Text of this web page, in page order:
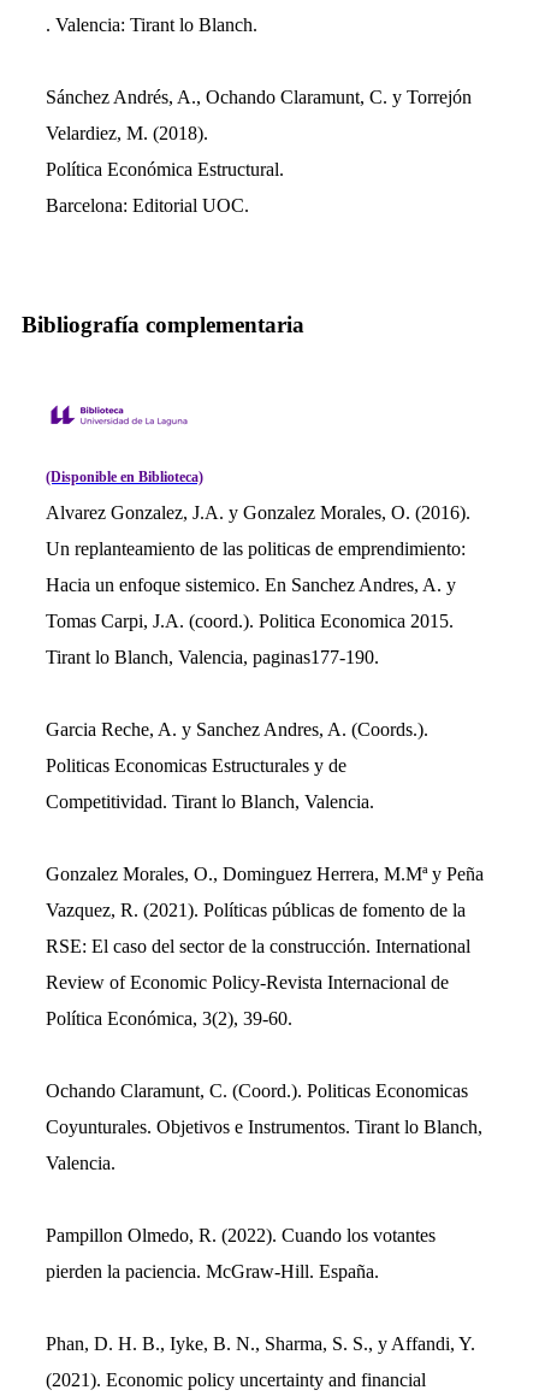
. Valencia: Tirant lo Blanch.
Sánchez Andrés, A., Ochando Claramunt, C. y Torrejón
Velardiez, M. (2018).
Política Económica Estructural.
Barcelona: Editorial UOC.
Bibliografía complementaria
(Disponible en Biblioteca)
Alvarez Gonzalez, J.A. y Gonzalez Morales, O. (2016).
Un replanteamiento de las politicas de emprendimiento:
Hacia un enfoque sistemico. En Sanchez Andres, A. y
Tomas Carpi, J.A. (coord.). Politica Economica 2015.
Tirant lo Blanch, Valencia, paginas177-190.
Garcia Reche, A. y Sanchez Andres, A. (Coords.).
Politicas Economicas Estructurales y de
Competitividad. Tirant lo Blanch, Valencia.
Gonzalez Morales, O., Dominguez Herrera, M.Mª y Peña
Vazquez, R. (2021). Políticas públicas de fomento de la
RSE: El caso del sector de la construcción. International
Review of Economic Policy-Revista Internacional de
Política Económica, 3(2), 39-60.
Ochando Claramunt, C. (Coord.). Politicas Economicas
Coyunturales. Objetivos e Instrumentos. Tirant lo Blanch,
Valencia.
Pampillon Olmedo, R. (2022). Cuando los votantes
pierden la paciencia. McGraw-Hill. España.
Phan, D. H. B., Iyke, B. N., Sharma, S. S., y Affandi, Y.
(2021). Economic policy uncertainty and financial